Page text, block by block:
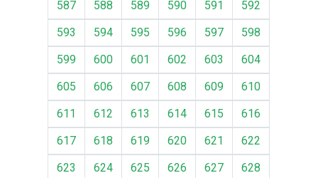
587
588 589 590 591
592
593
594 595 596 597
598
599
600 601 602 603
604
605
606 607 608 609
610
611
612 613 614 615
616
617
618 619 620 621
622
623
624 625 626 627
628